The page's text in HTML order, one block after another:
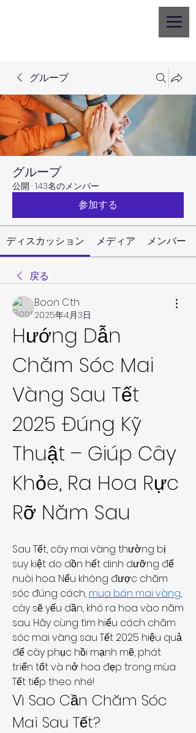
グループ
グループ
公開 · 143名のメンバー
参加する
ディスカッション メディア メンバー
戻る
Boon Cth
2025年4月3日
Hướng Dẫn
Chăm Sóc Mai
Vàng Sau Tết
2025 Đúng Kỹ
Thuật – Giúp Cây
Khỏe, Ra Hoa Rực
Rỡ Năm Sau
Sau Tết, cây mai vàng thường bị
suy kiệt do dồn hết dinh dưỡng để
nuôi hoa. Nếu không được chăm
sóc đúng cách, mua bán mai vàng,
cây sẽ yếu dần, khó ra hoa vào năm
sau. Hãy cùng tìm hiểu cách chăm
sóc mai vàng sau Tết 2025 hiệu quả
để cây phục hồi mạnh mẽ, phát
triển tốt và nở hoa đẹp trong mùa
Tết tiếp theo nhé!
Vì Sao Cần Chăm Sóc
Mai Sau Tết?